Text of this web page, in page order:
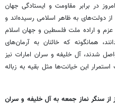
در برابر مقاومت و ایستادگی جهان
دولت‌های به ظاهر اسلامی رسیده‌اند و
عزم و اراده ملت فلسطین و جهان اسلام
همانگونه که خائنان به آرمان‌های
شدند، آل خلیفه و سران امارات نیز
این خیانت‌ها مثل بقیه به زباله
از سنگر نماز جمعه به آل خلیفه و سران